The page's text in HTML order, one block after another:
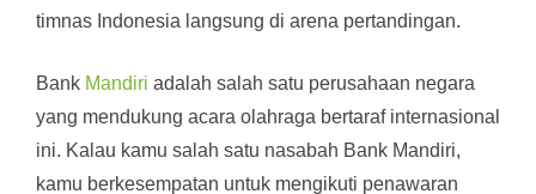
timnas Indonesia langsung di arena pertandingan.
Bank Mandiri adalah salah satu perusahaan negara
yang mendukung acara olahraga bertaraf internasional
ini. Kalau kamu salah satu nasabah Bank Mandiri,
kamu berkesempatan untuk mengikuti penawaran